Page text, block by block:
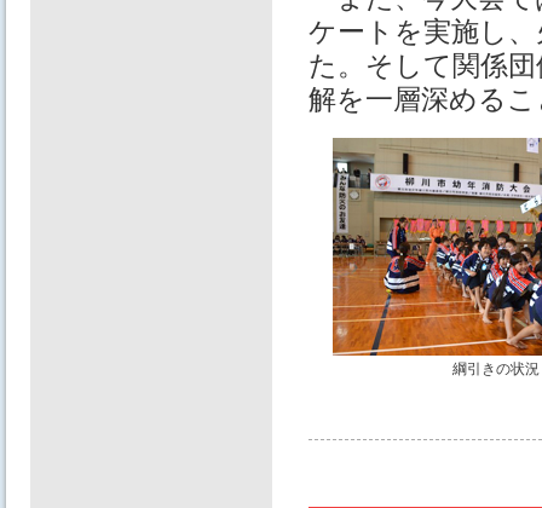
ケートを実施し
た。そして関係
解を一層深める
綱引きの状況